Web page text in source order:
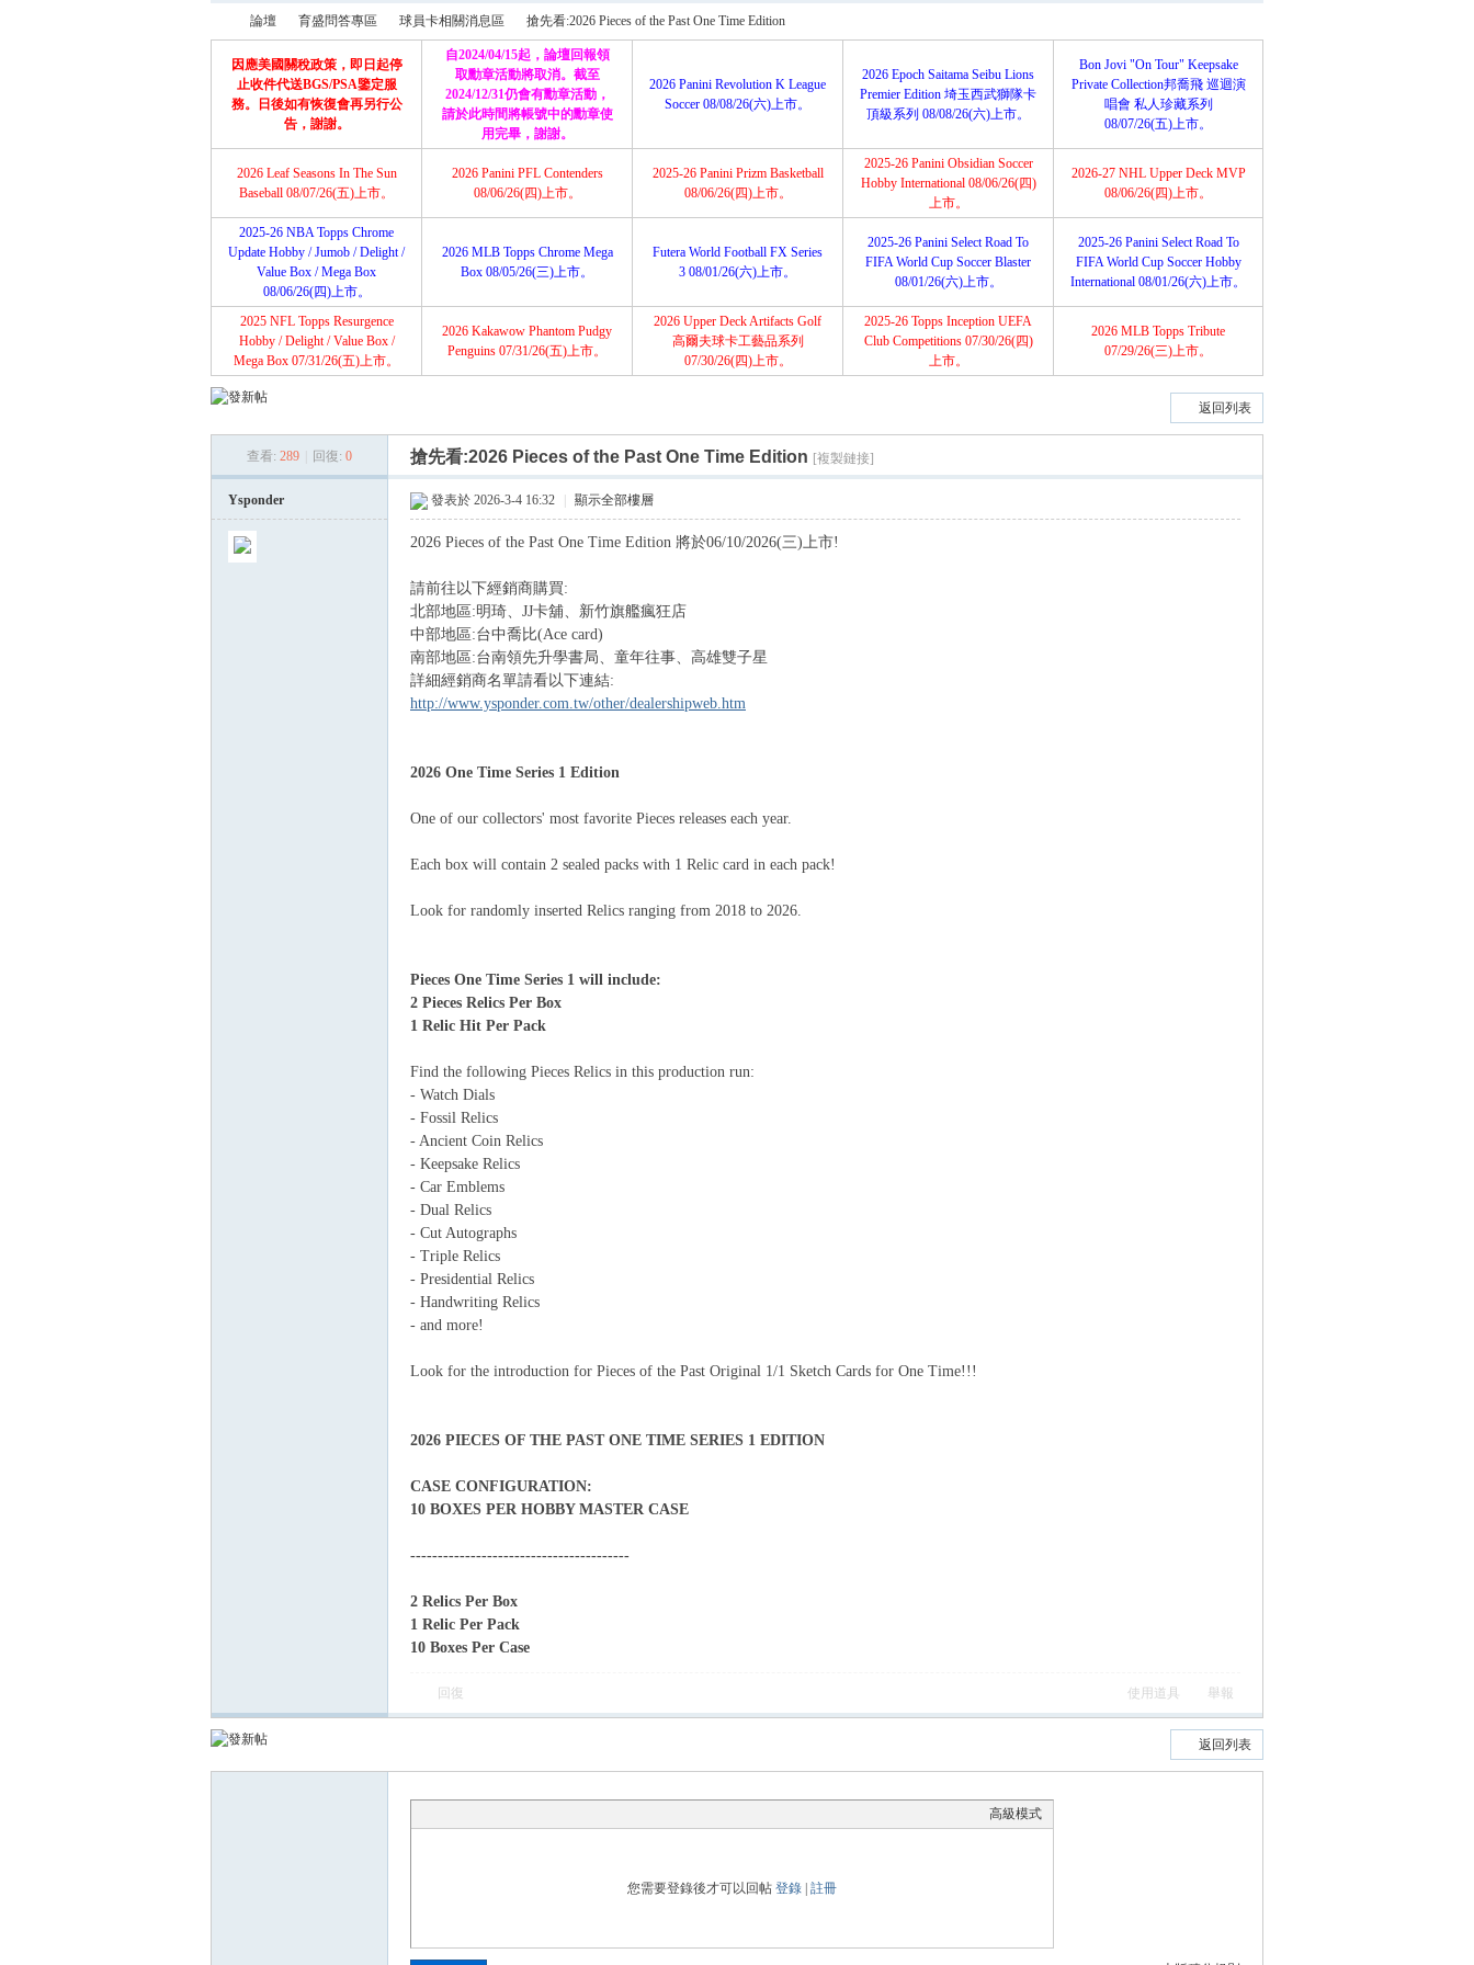
搜
索
»
論壇
›
育盛問答專區
›
球員卡相關消息區
›
搶先看:2026 Pieces of the Past One Time Edition
因應美國關稅政策，即日起停
止收件代送BGS/PSA鑒定服
務。日後如有恢復會再另行公
告，謝謝。
自2024/04/15起，論壇回報領
取勳章活動將取消。截至
2024/12/31仍會有勳章活動，
請於此時間將帳號中的勳章使
用完畢，謝謝。
2026 Panini Revolution K League
Soccer 08/08/26(六)上市。
2026 Epoch Saitama Seibu Lions
Premier Edition 埼玉西武獅隊卡
頂級系列 08/08/26(六)上市。
Bon Jovi "On Tour" Keepsake
Private Collection邦喬飛 巡迴演
唱會 私人珍藏系列
08/07/26(五)上市。
2026 Leaf Seasons In The Sun
Baseball 08/07/26(五)上市。
2026 Panini PFL Contenders
08/06/26(四)上市。
2025-26 Panini Prizm Basketball
08/06/26(四)上市。
2025-26 Panini Obsidian Soccer
Hobby International 08/06/26(四)
上市。
2026-27 NHL Upper Deck MVP
08/06/26(四)上市。
2025-26 NBA Topps Chrome
Update Hobby / Jumob / Delight /
Value Box / Mega Box
08/06/26(四)上市。
2026 MLB Topps Chrome Mega
Box 08/05/26(三)上市。
Futera World Football FX Series
3 08/01/26(六)上市。
2025-26 Panini Select Road To
FIFA World Cup Soccer Blaster
08/01/26(六)上市。
2025-26 Panini Select Road To
FIFA World Cup Soccer Hobby
International 08/01/26(六)上市。
2025 NFL Topps Resurgence
Hobby / Delight / Value Box /
Mega Box 07/31/26(五)上市。
2026 Kakawow Phantom Pudgy
Penguins 07/31/26(五)上市。
2026 Upper Deck Artifacts Golf
高爾夫球卡工藝品系列
07/30/26(四)上市。
2025-26 Topps Inception UEFA
Club Competitions 07/30/26(四)
上市。
2026 MLB Topps Tribute
07/29/26(三)上市。
返回列表
查看: 289 回復: 0 搶先看:2026 Pieces of the Past One Time Edition [複製鏈接]
Ysponder 發表於 2026-3-4 16:32 顯示全部樓層
2026 Pieces of the Past One Time Edition 將於06/10/2026(三)上市!
請前往以下經銷商購買:
北部地區:明琦、JJ卡舖、新竹旗艦瘋狂店
中部地區:台中喬比(Ace card)
南部地區:台南領先升學書局、童年往事、高雄雙子星
詳細經銷商名單請看以下連結:
http://www.ysponder.com.tw/other/dealershipweb.htm
2026 One Time Series 1 Edition
One of our collectors' most favorite Pieces releases each year.
Each box will contain 2 sealed packs with 1 Relic card in each pack!
Look for randomly inserted Relics ranging from 2018 to 2026.
Pieces One Time Series 1 will include:
2 Pieces Relics Per Box
1 Relic Hit Per Pack
Find the following Pieces Relics in this production run:
- Watch Dials
- Fossil Relics
- Ancient Coin Relics
- Keepsake Relics
- Car Emblems
- Dual Relics
- Cut Autographs
- Triple Relics
- Presidential Relics
- Handwriting Relics
- and more!
Look for the introduction for Pieces of the Past Original 1/1 Sketch Cards for One Time!!!
2026 PIECES OF THE PAST ONE TIME SERIES 1 EDITION
CASE CONFIGURATION:
10 BOXES PER HOBBY MASTER CASE
----------------------------------------
2 Relics Per Box
1 Relic Per Pack
10 Boxes Per Case
回復 使用道具 舉報
返回列表
高級模式
您需要登錄後才可以回帖 登錄 註冊